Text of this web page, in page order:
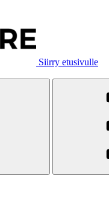
Siirry etusivulle